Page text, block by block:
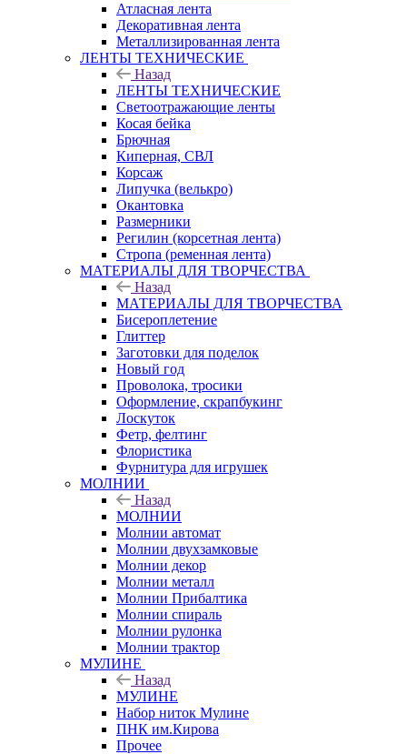
Атласная лента
Декоративная лента
Металлизированная лента
ЛЕНТЫ ТЕХНИЧЕСКИЕ
Назад
ЛЕНТЫ ТЕХНИЧЕСКИЕ
Светоотражающие ленты
Косая бейка
Брючная
Киперная, СВЛ
Корсаж
Липучка (велькро)
Окантовка
Размерники
Регилин (корсетная лента)
Стропа (ременная лента)
МАТЕРИАЛЫ ДЛЯ ТВОРЧЕСТВА
Назад
МАТЕРИАЛЫ ДЛЯ ТВОРЧЕСТВА
Бисероплетение
Глиттер
Заготовки для поделок
Новый год
Проволока, тросики
Оформление, скрапбукинг
Лоскуток
Фетр, фелтинг
Флористика
Фурнитура для игрушек
МОЛНИИ
Назад
МОЛНИИ
Молнии автомат
Молнии двухзамковые
Молнии декор
Молнии металл
Молнии Прибалтика
Молнии спираль
Молнии рулонка
Молнии трактор
МУЛИНЕ
Назад
МУЛИНЕ
Набор ниток Мулине
ПНК им.Кирова
Прочее